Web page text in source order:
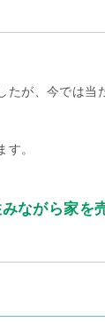
が、今では当
。
ながら家を